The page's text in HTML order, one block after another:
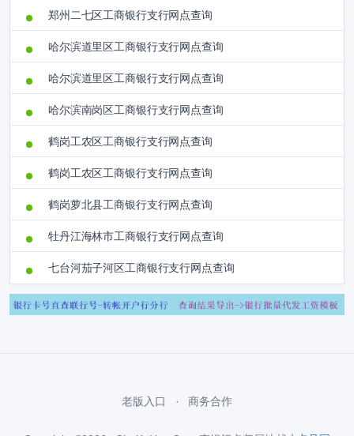
郑州二七区工商银行支行网点查询
哈尔滨道里区工商银行支行网点查询
哈尔滨道里区工商银行支行网点查询
哈尔滨南岗区工商银行支行网点查询
鹤岗工农区工商银行支行网点查询
鹤岗工农区工商银行支行网点查询
鹤岗萝北县工商银行支行网点查询
牡丹江海林市工商银行支行网点查询
七台河茄子河区工商银行支行网点查询
老版入口 商务合作